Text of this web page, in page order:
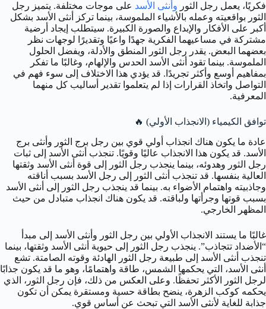
فكريًا، يعمل رجل الثور وأنثى الأسد على موجات مختلفة. يتميز رجل
الثور بواقعيته وعمله بالأشياء الملموسة، بينما تركز أنثى الأسد بشكل
أكبر على الأفكار والإبداع والصورة الكبيرة. سيتطلب إيجاد أرضية
مشتركة في مساعيهما الفكرية جهدًا واعيًا وتقديرًا لوجهات نظر
بعضهما البعض. يقدر رجل الثور المنطق والأدلة، ويفضل الحلول
الملموسة. بينما تقود أنثى الأسد الحدس والإلهام، وغالبًا ما تفكر
بمفاهيم أوسع وأكثر تجريدًا. قد يؤدي هذا الاختلاف إلى سوء فهم في
التواصل واتخاذ القرارات إذا لم يتعلموا تقدير أساليب كل منهما
المعرفية.
توافق الكيمياء (الانجذاب الأولي) 🔥
عادة ما يكون هناك انجذاب أولي قوي بين رجل برج الثور وأنثى برج
الأسد. قد يكون هذا الانجذاب عاليًا وقويًا. تنجذب أنثى الأسد إلى ثبات
رجل الثور وهدوئه، بينما ينجذب رجل الثور إلى قوة أنثى الأسد وثقتها
العالية بنفسها. قد تنجذب أنثى الثور إلى رجل الأسد بسبب أناقته
وجاذبيته واهتمام الأضواء به. بينما قد ينجذب رجل الثور إلى أنثى الأسد
بسبب قوتها وجرأتها ولباقته. قد يكون هناك انجذاب متبادل من حيث
المظهر الخارجي.
غالبًا ما يستند الانجذاب الأولي بين رجل الثور وأنثى الأسد إلى مبدأ
“الأضداد تتجاذب”. ينجذب رجل الثور إلى حيوية أنثى الأسد وثقتها، بينما
تنجذب أنثى الأسد إلى طبيعة رجل الثور الهادئة وقوته الصامتة. تشع
أنثى الأسد، التي يحكمها الشمس، طاقة واهتمامًا، وهو ما قد يكون جذابًا
لرجل الثور الأكثر تحفظًا. وعلى العكس من ذلك، فإن رجل الثور، الذي
يحكمه كوكب الزهرة، ينضح بطاقة حسية ومستقرة يمكن أن تكون
جذابة للغاية لأنثى الأسد التي تبحث عن أساس قوي.